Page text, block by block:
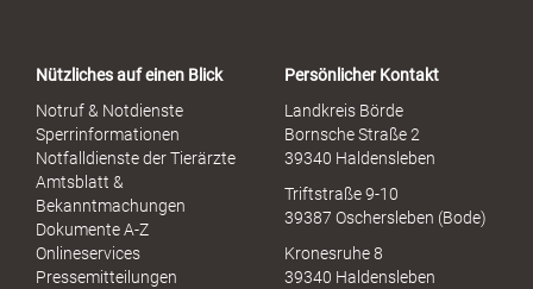
x
Nützliches auf einen Blick
Notruf & Notdienste
Sperrinformationen
Notfalldienste der Tierärzte
Amtsblatt &
Bekanntmachungen
Dokumente A-Z
Onlineservices
Pressemitteilungen
Persönlicher Kontakt
Landkreis Börde
Bornsche Straße 2
39340 Haldensleben
Triftstraße 9-10
39387 Oschersleben (Bode)
Kronesruhe 8
39340 Haldensleben